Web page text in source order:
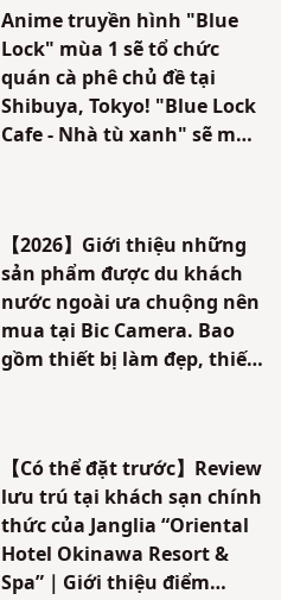
Anime truyền hình "Blue
Lock" mùa 1 sẽ tổ chức
quán cà phê chủ đề tại
Shibuya, Tokyo! "Blue Lock
Cafe - Nhà tù xanh" sẽ mở
【2026】Giới thiệu những
sản phẩm được du khách
nước ngoài ưa chuộng nên
mua tại Bic Camera. Bao
gồm thiết bị làm đẹp, thiết
ngoài đến Nhật Bản.
【Có thể đặt trước】Review
lưu trú tại khách sạn chính
thức của Janglia “Oriental
Hotel Okinawa Resort &
Spa”｜Giới thiệu điểm